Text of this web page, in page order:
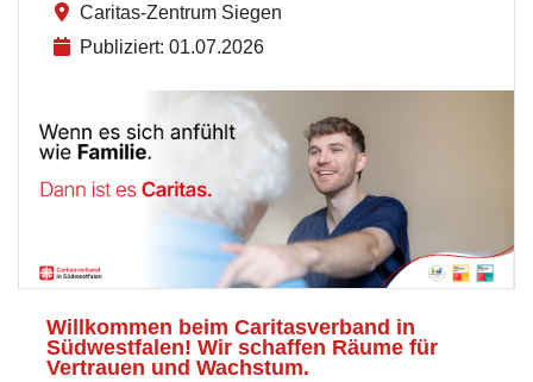
Caritas-Zentrum Siegen
Publiziert: 01.07.2026
Willkommen beim Caritasverband in
Südwestfalen! Wir schaffen Räume für
Vertrauen und Wachstum.